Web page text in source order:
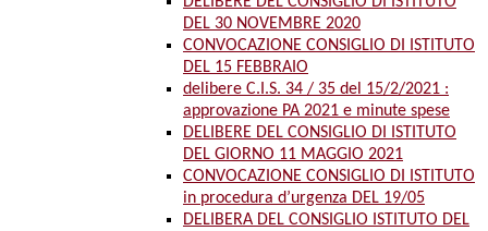
DEL 30 NOVEMBRE 2020
CONVOCAZIONE CONSIGLIO DI ISTITUTO
DEL 15 FEBBRAIO
delibere C.I.S. 34 / 35 del 15/2/2021 :
approvazione PA 2021 e minute spese
DELIBERE DEL CONSIGLIO DI ISTITUTO
DEL GIORNO 11 MAGGIO 2021
CONVOCAZIONE CONSIGLIO DI ISTITUTO
in procedura d’urgenza DEL 19/05
DELIBERA DEL CONSIGLIO ISTITUTO DEL